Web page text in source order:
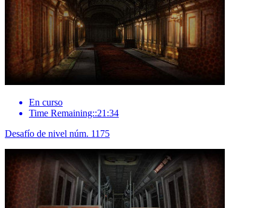
En curso
Time Remaining::21:34
Desafío de nivel núm. 1175